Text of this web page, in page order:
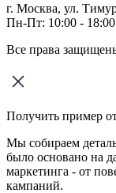
г. Москва, ул.
Пн-Пт: 10:00 - 18:00
Все права
Получить пример
Мы собираем
было основано на
маркетинга - от
кампаний.